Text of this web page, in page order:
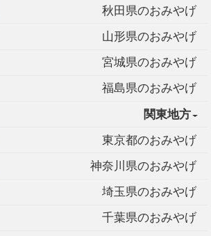
秋田県のおみやげ
山形県のおみやげ
宮城県のおみやげ
福島県のおみやげ
関東地方
東京都のおみやげ
神奈川県のおみやげ
埼玉県のおみやげ
千葉県のおみやげ